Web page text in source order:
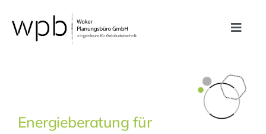
Inhalt
springen
Toggle
Energieberatung für